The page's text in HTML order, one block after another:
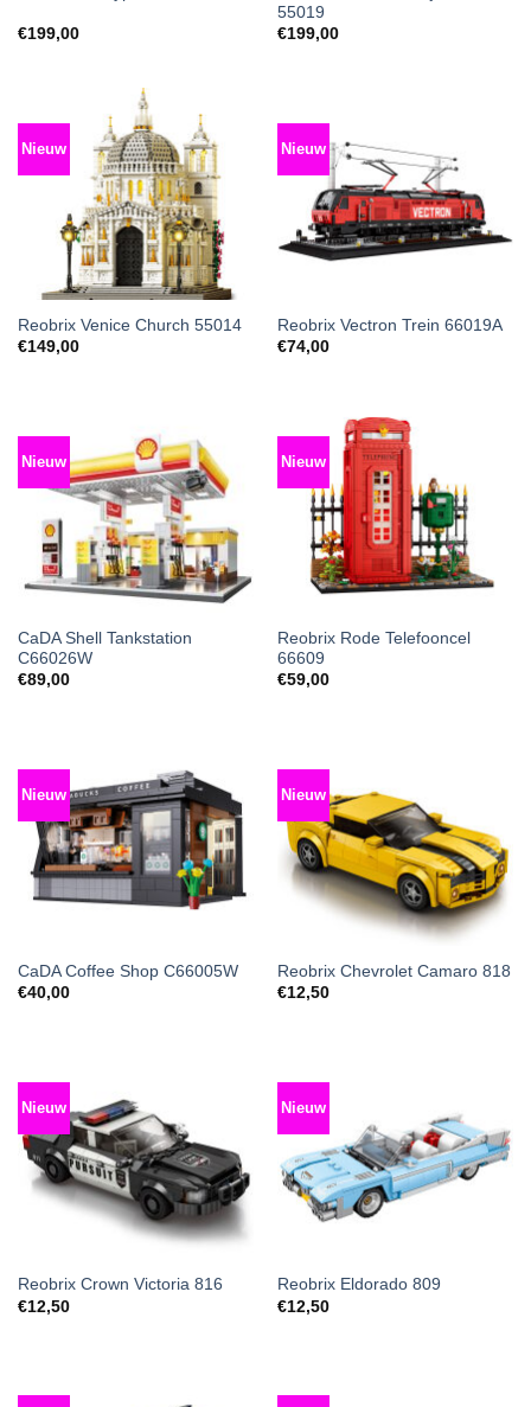
€199,00
55019
€199,00
Nieuw
Reobrix Venice Church 55014
€149,00
Nieuw
Reobrix Vectron Trein 66019A
€74,00
Nieuw
CaDA Shell Tankstation
C66026W
€89,00
Nieuw
Reobrix Rode Telefooncel
66609
€59,00
Nieuw
CaDA Coffee Shop C66005W
€40,00
Nieuw
Reobrix Chevrolet Camaro 818
€12,50
Nieuw
Reobrix Crown Victoria 816
€12,50
Nieuw
Reobrix Eldorado 809
€12,50